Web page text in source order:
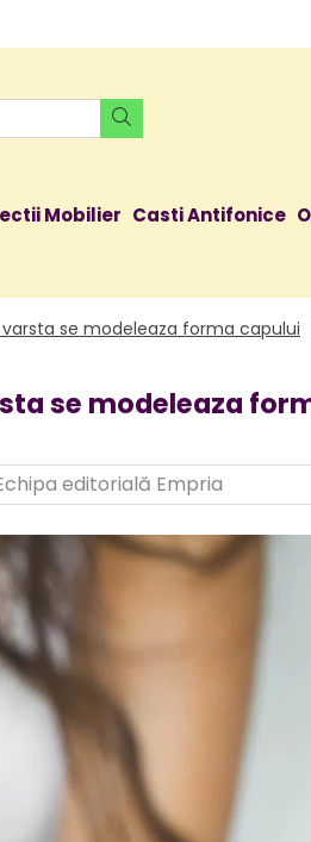
Mobilier Casti Antifonice
se modeleaza forma capului
se modeleaza
editorială Empria